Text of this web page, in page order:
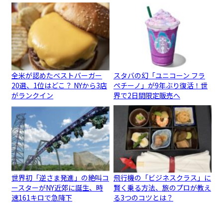
全米が認めたベストバーガー
20選、1位はどこ？ NYから3店
がランクイン
スタバの幻「ユニコーン フラ
ペチーノ」が9年ぶり復活！世
界で2日間限定販売へ
世界初「逆さま発進」の絶叫コ
ースターがNY近郊に誕生、時
速161キロで急降下
飛行機の「ビジネスクラス」に
賢く乗る方法、旅のプロが教え
る3つのコツとは？